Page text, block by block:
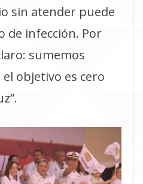
sin atender puede
de infección. Por
sumemos
objetivo es cero